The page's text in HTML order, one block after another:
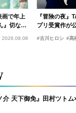
で年上
』切ない
2026.08.08
『冒険の夜』
プリ受賞作が
#古川ヒロシ #髙
介 天下御免』田村ツト